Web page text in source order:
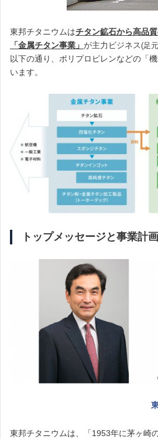
東邦チタニウムはチタン鉱石から高品
「金属チタン事業」 が主力ビジネス(足
以下の通り、ポリプロピレンなどの「
います。
トップメッセージと事業計画
東邦チタニウムは、「1953年に茅ヶ崎